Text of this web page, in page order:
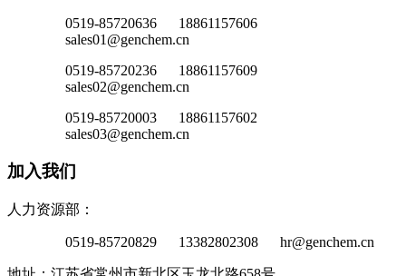
0519-85720636 18861157606
sales01@genchem.cn
0519-85720236 18861157609
sales02@genchem.cn
0519-85720003 18861157602
sales03@genchem.cn
加入我们
人力资源部：
0519-85720829 13382802308 hr@genchem.cn